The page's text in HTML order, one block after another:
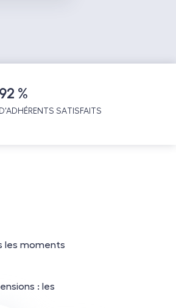
92 %
D'ADHÉRENTS SATISFAITS
les moments
: les